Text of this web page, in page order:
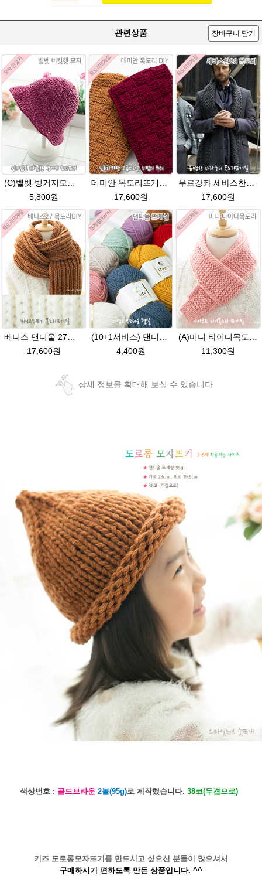
관련상품 장바구니 담기
5,800원
17,600원
17,600원
17,600원
4,400원
11,300원
상세 정보를 확대해 보실 수 있습니다
색상번호 : 골드브라운2볼(95g)로 제작했습니다. 38코(두겹으로)
키즈 도로롱모자뜨기를 만드시고 싶으신 분들이 많으셔서
구매하시기 편하도록 만든 상품입니다. ^^